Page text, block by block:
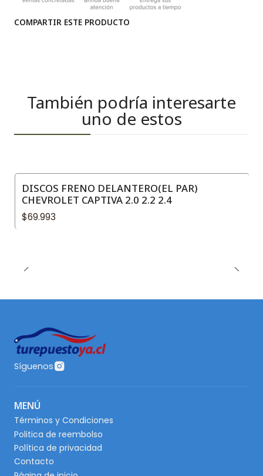
COMPARTIR ESTE PRODUCTO
También podría interesarte
uno de estos
DISCOS FRENO DELANTERO(EL PAR)
CHEVROLET CAPTIVA 2.0 2.2 2.4
$69.993
Síguenos
MENÚ
Términos y Condiciones
Politica de reembolso
Política de privacidad
Contacto